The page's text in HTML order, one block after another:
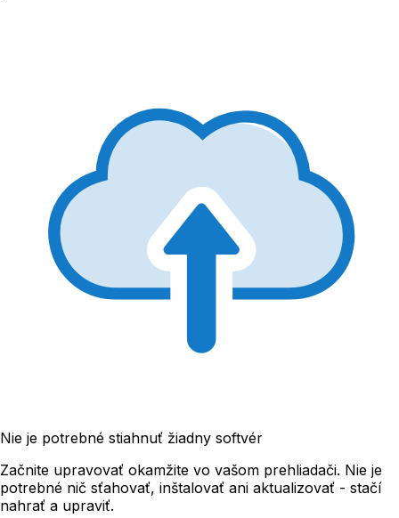
Nie je potrebné stiahnuť žiadny softvér
Začnite upravovať okamžite vo vašom prehliadači. Nie je
potrebné nič sťahovať, inštalovať ani aktualizovať - stačí
nahrať a upraviť.